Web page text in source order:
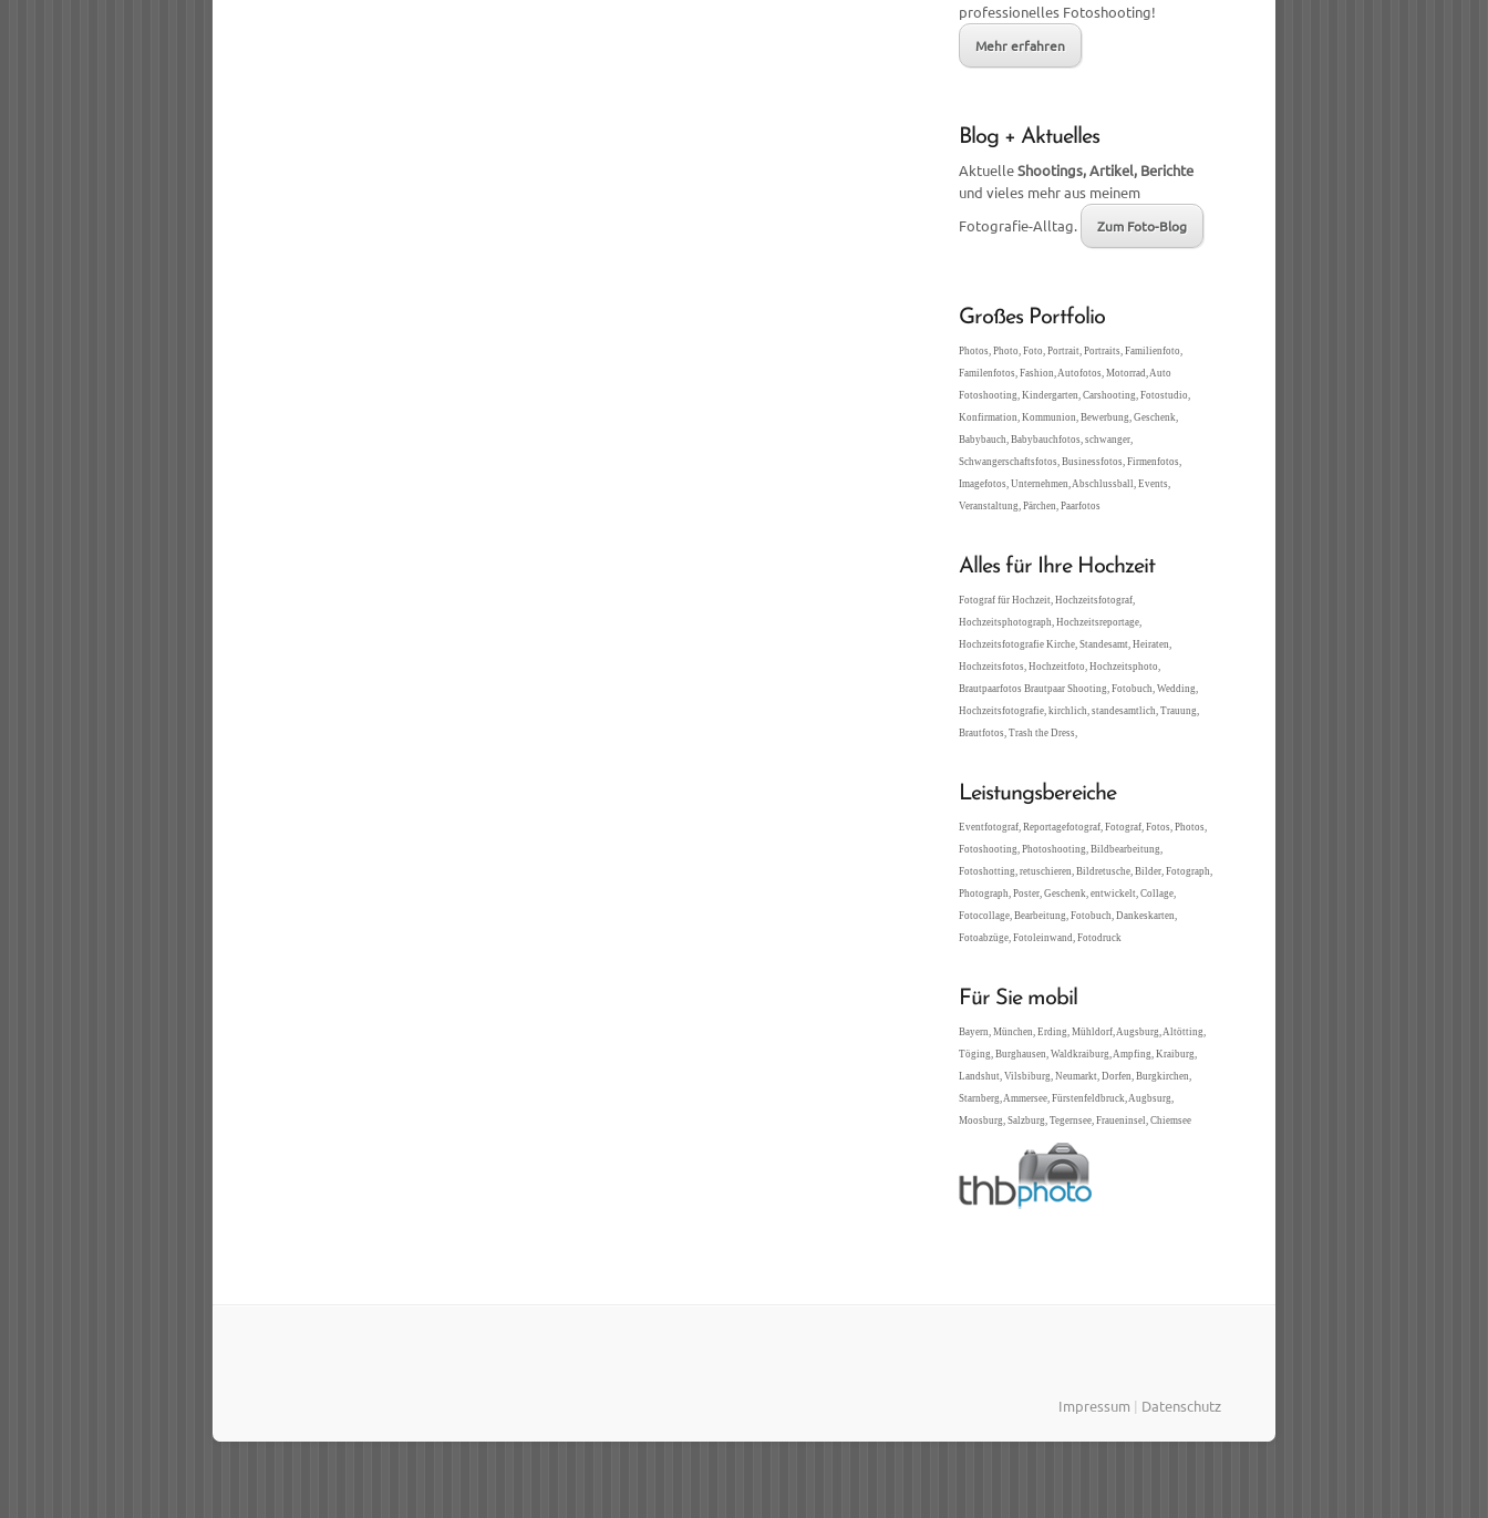
professionelles Fotoshooting!
Mehr erfahren
Blog + Aktuelles
AktuelleShootings, Artikel, Berichte
und vieles mehr aus meinem
Fotografie-Alltag.
Zum Foto-Blog
Großes Portfolio
Photos, Photo, Foto, Portrait, Portraits, Familienfoto,
Familenfotos, Fashion, Autofotos, Motorrad, Auto
Fotoshooting, Kindergarten, Carshooting, Fotostudio,
Konfirmation, Kommunion, Bewerbung, Geschenk,
Babybauch, Babybauchfotos, schwanger,
Schwangerschaftsfotos, Businessfotos, Firmenfotos,
Imagefotos, Unternehmen, Abschlussball, Events,
Veranstaltung, Pärchen, Paarfotos
Alles für Ihre Hochzeit
Fotograf für Hochzeit, Hochzeitsfotograf,
Hochzeitsphotograph, Hochzeitsreportage,
Hochzeitsfotografie Kirche, Standesamt, Heiraten,
Hochzeitsfotos, Hochzeitfoto, Hochzeitsphoto,
Brautpaarfotos Brautpaar Shooting, Fotobuch, Wedding,
Hochzeitsfotografie, kirchlich, standesamtlich, Trauung,
Brautfotos, Trash the Dress,
Leistungsbereiche
Eventfotograf, Reportagefotograf, Fotograf, Fotos, Photos,
Fotoshooting, Photoshooting, Bildbearbeitung,
Fotoshotting, retuschieren, Bildretusche, Bilder, Fotograph,
Photograph, Poster, Geschenk, entwickelt, Collage,
Fotocollage, Bearbeitung, Fotobuch, Dankeskarten,
Fotoabzüge, Fotoleinwand, Fotodruck
Für Sie mobil
Bayern, München, Erding, Mühldorf, Augsburg, Altötting,
Töging, Burghausen, Waldkraiburg, Ampfing, Kraiburg,
Landshut, Vilsbiburg, Neumarkt, Dorfen, Burgkirchen,
Starnberg, Ammersee, Fürstenfeldbruck, Augbsurg,
Moosburg, Salzburg, Tegernsee, Fraueninsel, Chiemsee
Impressum | Datenschutz